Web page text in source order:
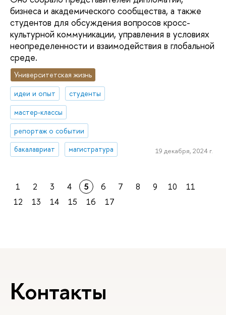
бизнеса и академического сообщества, а также
студентов для обсуждения вопросов кросс-
культурной коммуникации, управления в условиях
неопределенности и взаимодействия в глобальной
среде.
Университетская жизнь
идеи и опыт
студенты
мастер-классы
репортаж о событии
бакалавриат
магистратура 19 декабря, 2024 г.
1 2 3 4 5 6 7 8 9 10
11
12
13 14 15 16 17
Контакты